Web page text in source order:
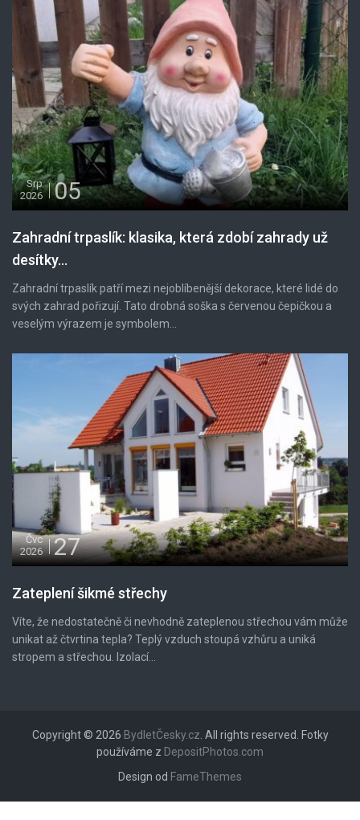
Srp
2026
05
Zahradní trpaslík: klasika, která zdobí zahrady už
desítky...
Zahradní trpaslík patří mezi nejoblíbenější dekorace, které lidé do
svých zahrad pořizují. Tato drobná soška s červenou čepičkou a
veselým výrazem je symbolem...
Čvc
2026
27
Zateplení šikmé střechy
Víte, že nedostatečně či nevhodně zateplenou střechou vám může
unikat až čtvrtina tepla? Teplý vzduch stoupá vzhůru a uniká
stropem a střechou. Izolací...
Copyright © 2026 BydletČesky.cz . All rights reserved. Fotky
používáme z DepositPhotos.com
Design od FameThemes